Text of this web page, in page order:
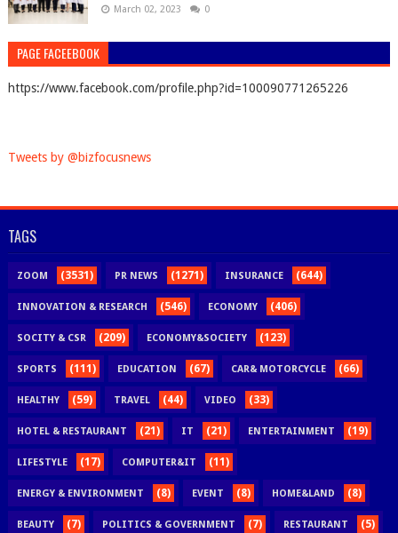
March 02, 2023 0
PAGE FACEEBOOK
https://www.facebook.com/profile.php?id=100090771265226
Tweets by @bizfocusnews
TAGS
ZOOM (3531) PR NEWS (1271) INSURANCE (644)
INNOVATION & RESEARCH (546) ECONOMY (406)
SOCITY & CSR (209) ECONOMY&SOCIETY (123)
SPORTS (111) EDUCATION (67) CAR& MOTORCYCLE (66)
HEALTHY (59) TRAVEL (44) VIDEO (33)
HOTEL & RESTAURANT (21) IT (21) ENTERTAINMENT (19)
LIFESTYLE (17) COMPUTER&IT (11)
ENERGY & ENVIRONMENT (8) EVENT (8) HOME&LAND (8)
BEAUTY (7) POLITICS & GOVERNMENT (7) RESTAURANT (5)